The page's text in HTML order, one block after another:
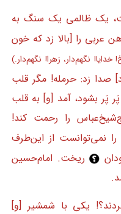
یک ظالمی یک سنگ به
عربی را [بالا زد که خون
نگهم‌دار، زهرا! نگهم‌دار.)
صدا زد: حرمله! مگر قلب
پَر بشود، آمد [و] به قلب
را رحمت کند!
را نمی‌توانست از این‌طرف
ریخت. امام‌حسین
یکی با شمشیر [و]